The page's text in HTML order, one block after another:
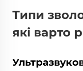
Типи
які варто